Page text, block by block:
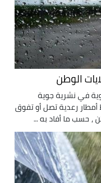
الوطن
في نشرية جوية
رعدية تصل أو تفوق